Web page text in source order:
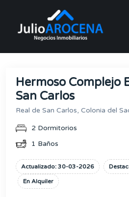
Hermoso Complejo
San Carlos
Real de San Carlos, Colonia del
2 Dormitorios
1 Baños
Actualizado: 30-03-2026
En Alquiler